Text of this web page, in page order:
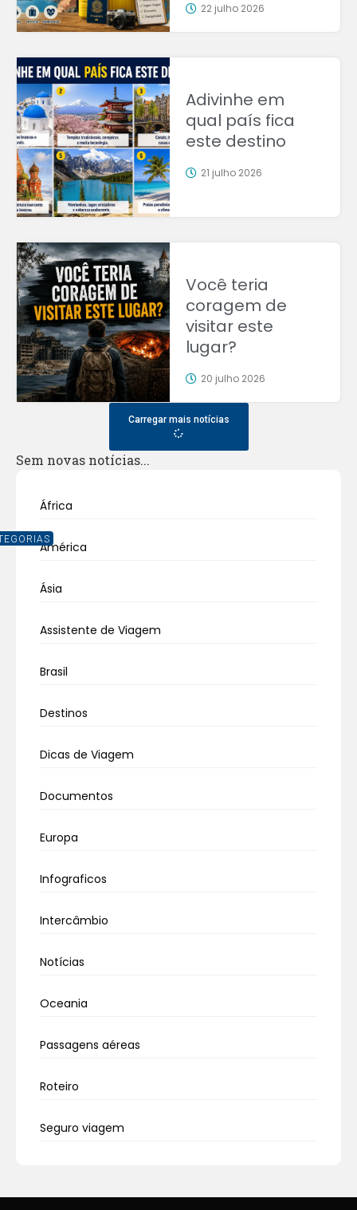
África
América
Ásia
Assistente de Viagem
Brasil
Destinos
Dicas de Viagem
Documentos
Europa
Infograficos
Intercâmbio
Notícias
Oceania
Passagens aéreas
Roteiro
Seguro viagem
22 julho 2026
Adivinhe em
qual país fica
este destino
21 julho 2026
Você teria
coragem de
visitar este
lugar?
20 julho 2026
Carregar mais notícias
Sem novas notícias...